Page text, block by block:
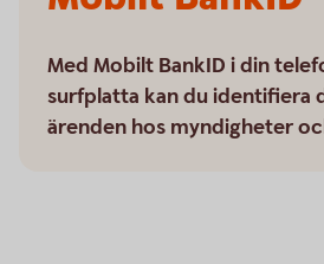
Med Mobilt BankID i din
surfplatta kan du identifiera
ärenden hos myndigheter